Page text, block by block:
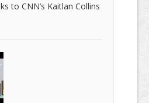
to CNN’s Kaitlan Collins